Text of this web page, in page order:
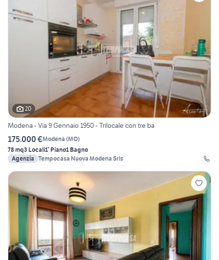
20
Modena - Via 9 Gennaio 1950 - Trilocale con tre ba
175.000 €Modena (MO)
78 mq3 Locali1° Piano1 Bagno
Agenzia Tempocasa Nuova Modena Srls